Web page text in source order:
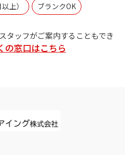
上） ブランクOK
タッフがご案内することもでき
の窓口はこちら